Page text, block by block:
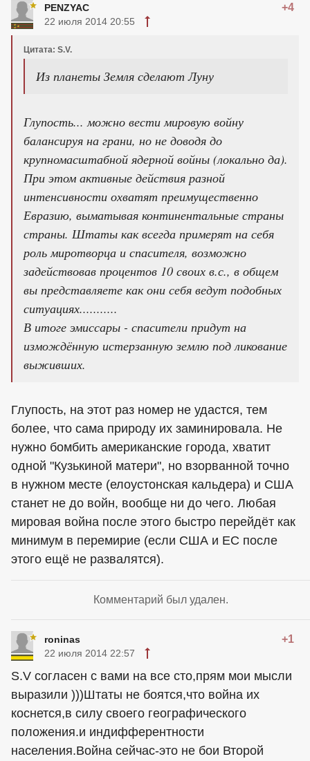
PENZYAC +4
22 июля 2014 20:55
Цитата: S.V.
Из планеты Земля сделают Луну
Глупость... можно вести мировую войну
балансируя на грани, но не доводя до
крупномасштабной ядерной войны (локально да).
При этом активные действия разной
интенсивности охватят преимущественно
Евразию, выматывая континентальные страны
страны. Штаты как всегда примерят на себя
роль миротворца и спасителя, возможно
задействовав процентов 10 своих в.с., в общем
вы представляете как они себя ведут подобных
ситуациях...........
В итоге эмиссары - спасители придут на
измождённую истерзанную землю под ликование
выживших.
Глупость, на этот раз номер не удастся, тем
более, что сама природу их заминировала. Не
нужно бомбить американские города, хватит
одной "Кузькиной матери", но взорванной точно
в нужном месте (елоустонская кальдера) и США
станет не до войн, вообще ни до чего. Любая
мировая война после этого быстро перейдёт как
минимум в перемирие (если США и ЕС после
этого ещё не развалятся).
Комментарий был удален.
roninas +1
22 июля 2014 22:57
S.V согласен с вами на все сто,прям мои мысли
выразили )))Штаты не боятся,что война их
коснется,в силу своего географического
положения.и индифферентности
населения.Война сейчас-это не бои Второй